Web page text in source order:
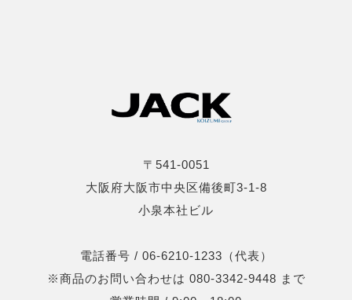
〒541-0051
大阪府大阪市中央区備後町3-1-8
小泉本社ビル
電話番号 / 06-6210-1233（代表）
※商品のお問い合わせは 080-3342-9448 まで